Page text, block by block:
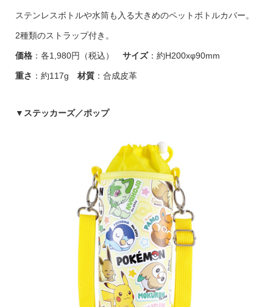
ステンレスボトルや水筒も入る大きめのペットボトルカバー。
2種類のストラップ付き。
価格：各1,980円（税込） サイズ：約H200xφ90mm
重さ ：約117g 材質：合成皮革
▼ ステッカーズ／ポップ